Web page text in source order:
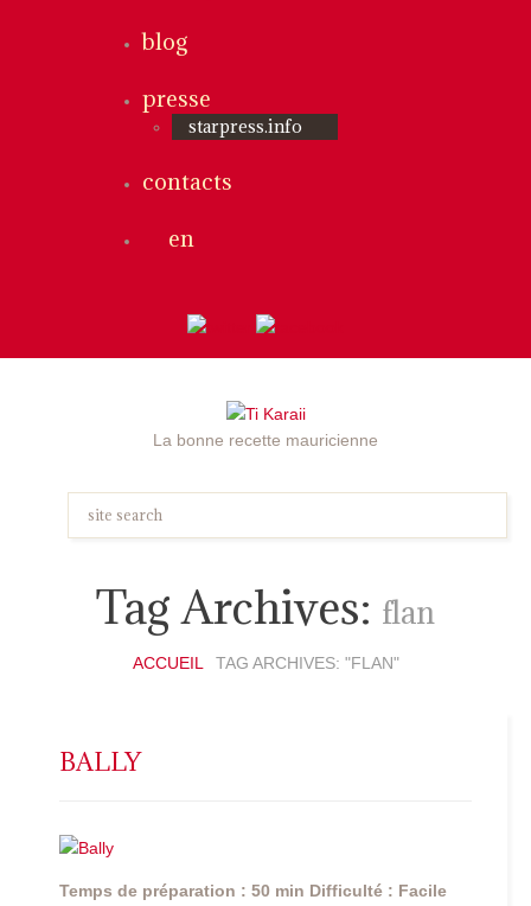
blog
presse
starpress.info
contacts
en
La bonne recette mauricienne
Tag Archives: flan
ACCUEIL TAG ARCHIVES: "FLAN"
BALLY
Temps de préparation : 50 min Difficulté : Facile